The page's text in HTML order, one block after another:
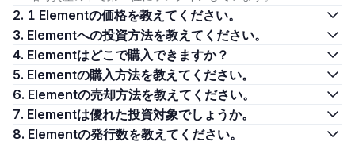
2. 1 Elementの価格を教えてください。
3. Elementへの投資方法を教えてください。
4. Elementはどこで購入できますか？
5. Elementの購入方法を教えてください。
6. Elementの売却方法を教えてください。
7. Elementは優れた投資対象でしょうか。
8. Elementの発行数を教えてください。